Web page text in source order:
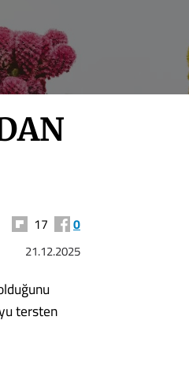
17 0
21.12.2025
tersten